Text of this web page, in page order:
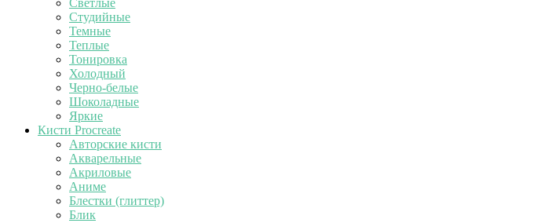
Светлые
Студийные
Темные
Теплые
Тонировка
Холодный
Черно-белые
Шоколадные
Яркие
Кисти Procreate
Авторские кисти
Акварельные
Акриловые
Аниме
Блестки (глиттер)
Блик